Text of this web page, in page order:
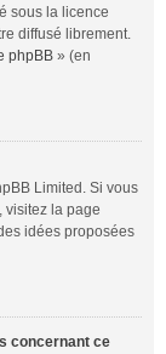
sous la licence
diffusé librement.
phpBB » (en
Limited. Si vous
visitez la page
idées proposées
concernant ce